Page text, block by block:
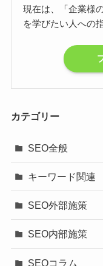
現在は、「企業様
を学びたい人への
カテゴリー
SEO全般
キーワード関連
SEO外部施策
SEO内部施策
SEOコラム